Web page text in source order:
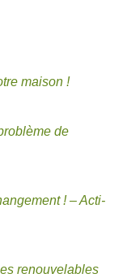
maison !
de
! – Acti-
renouvelables